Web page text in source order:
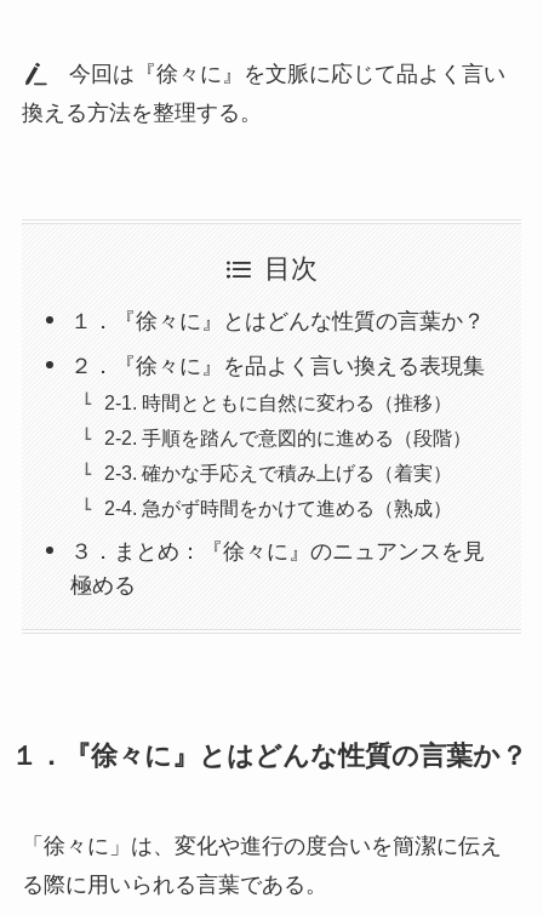
今回は『徐々に』を文脈に応じて品よく言い
換える方法を整理する。
目次
１．『徐々に』とはどんな性質の言葉か？
２．『徐々に』を品よく言い換える表現集
2-1. 時間とともに自然に変わる（推移）
2-2. 手順を踏んで意図的に進める（段階）
2-3. 確かな手応えで積み上げる（着実）
2-4. 急がず時間をかけて進める（熟成）
３．まとめ：『徐々に』のニュアンスを見
極める
１．『徐々に』とはどんな性質の言葉か？
「徐々に」は、変化や進行の度合いを簡潔に伝え
る際に用いられる言葉である。